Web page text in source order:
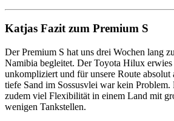
Katjas Fazit zum Premium S
Der Premium S hat uns drei Wochen lang
Namibia begleitet. Der Toyota Hilux erwies
unkompliziert und für unsere Route absolut
tiefe Sand im Sossusvlei war kein
zudem viel Flexibilität in einem Land mit
wenigen Tankstellen.